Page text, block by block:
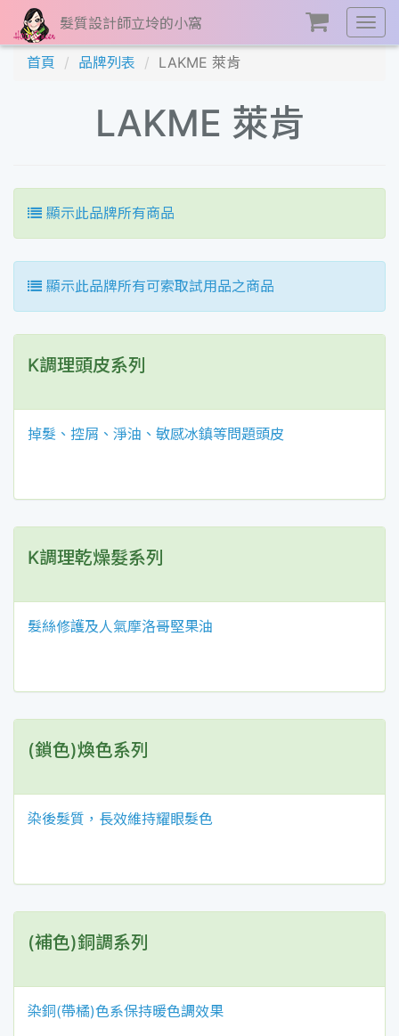
展
開
髮質設計師立坽的小窩
首頁 品牌列表 LAKME 萊肯
LAKME 萊肯
顯示此品牌所有商品
顯示此品牌所有可索取試用品之商品
K調理頭皮系列
掉髮、控屑、淨油、敏感冰鎮等問題頭皮
K調理乾燥髮系列
髮絲修護及人氣摩洛哥堅果油
(鎖色)煥色系列
染後髮質，長效維持耀眼髮色
(補色)銅調系列
染銅(帶橘)色系保持暖色調效果